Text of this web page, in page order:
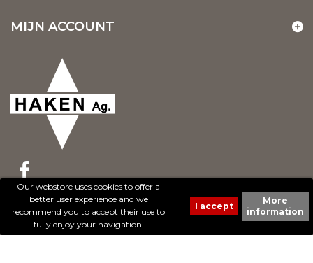
Our webstore uses cookies to offer a
better user experience and we
recommend you to accept their use to
fully enjoy your navigation.
More
information
MIJN ACCOUNT
© 2017 - Cheval Liberté. Tous droits réservés.
Création de sites Internet | ProduWeb